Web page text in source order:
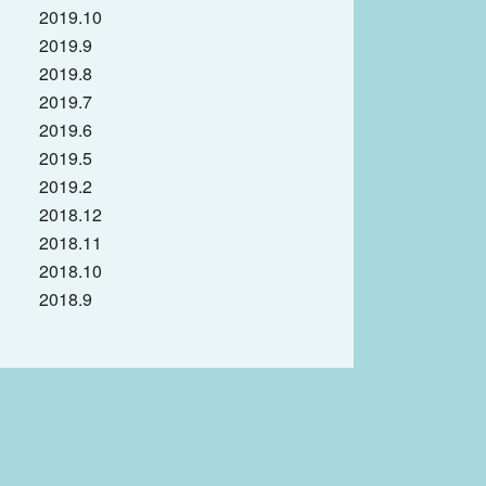
2019.10
2019.9
2019.8
2019.7
2019.6
2019.5
2019.2
2018.12
2018.11
2018.10
2018.9